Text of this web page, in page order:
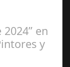
en
y